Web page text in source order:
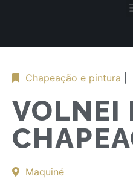
Chapeação e pintura
VOLNEI
Maquiné